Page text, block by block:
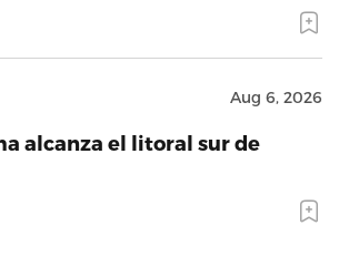
Aug 6, 2026
alcanza el litoral sur de